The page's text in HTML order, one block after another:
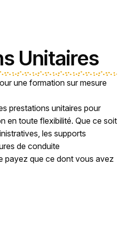
Unitaires
une formation sur mesure
prestations unitaires pour
en toute flexibilité. Que ce soit
les supports
de conduite
payez que ce dont vous avez